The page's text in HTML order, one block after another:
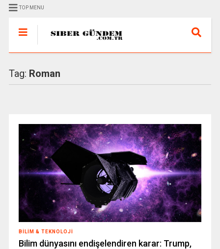
TOP MENU
Tag: Roman
BILIM & TEKNOLOJI
Bilim dünyasını endişelendiren karar: Trump,